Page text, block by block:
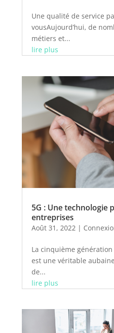
Une qualité de service
vousAujourd’hui, de
métiers et...
lire plus
5G : Une technologie
entreprises
Août 31, 2022|
La cinquième
est une véritable
de...
lire plus